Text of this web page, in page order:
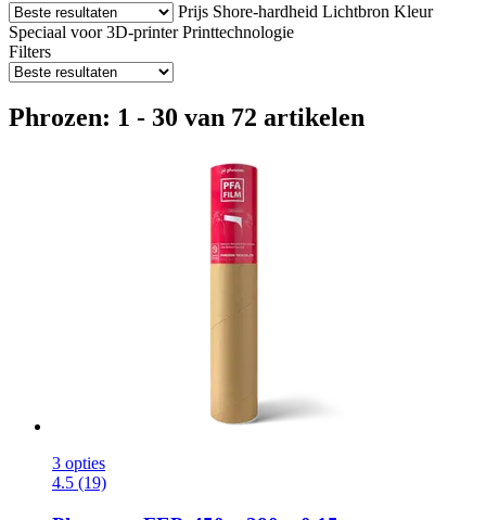
Prijs Shore-hardheid Lichtbron Kleur
Speciaal voor 3D-printer Printtechnologie
Filters
Phrozen: 1 - 30 van 72 artikelen
3 opties
4.5 (19)